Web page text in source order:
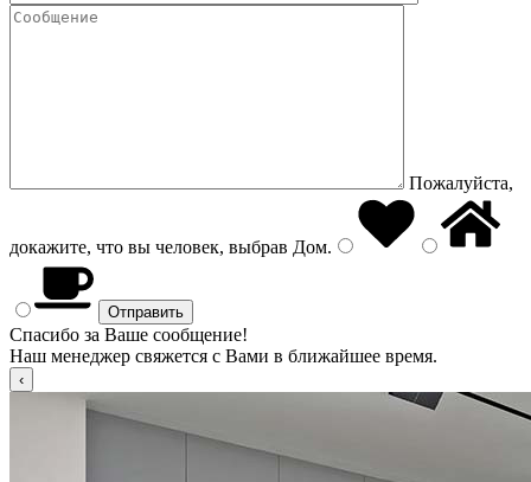
Пожалуйста,
докажите, что вы человек, выбрав Дом.
Спасибо за Ваше сообщение!
Наш менеджер свяжется с Вами в ближайшее время.